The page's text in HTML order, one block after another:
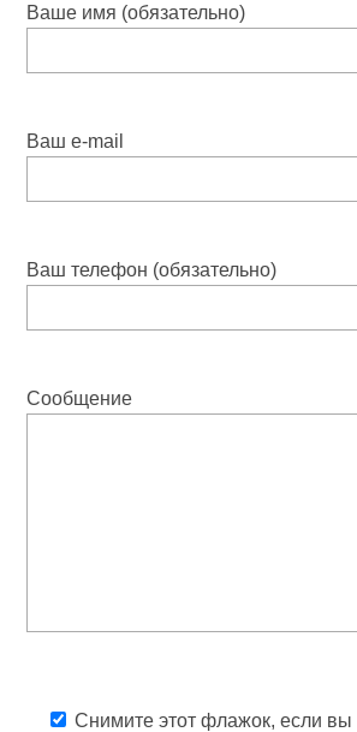
Ваше имя (обязательно)
Ваш e-mail
Ваш телефон (обязательно)
Сообщение
Снимите этот флажок, если вы